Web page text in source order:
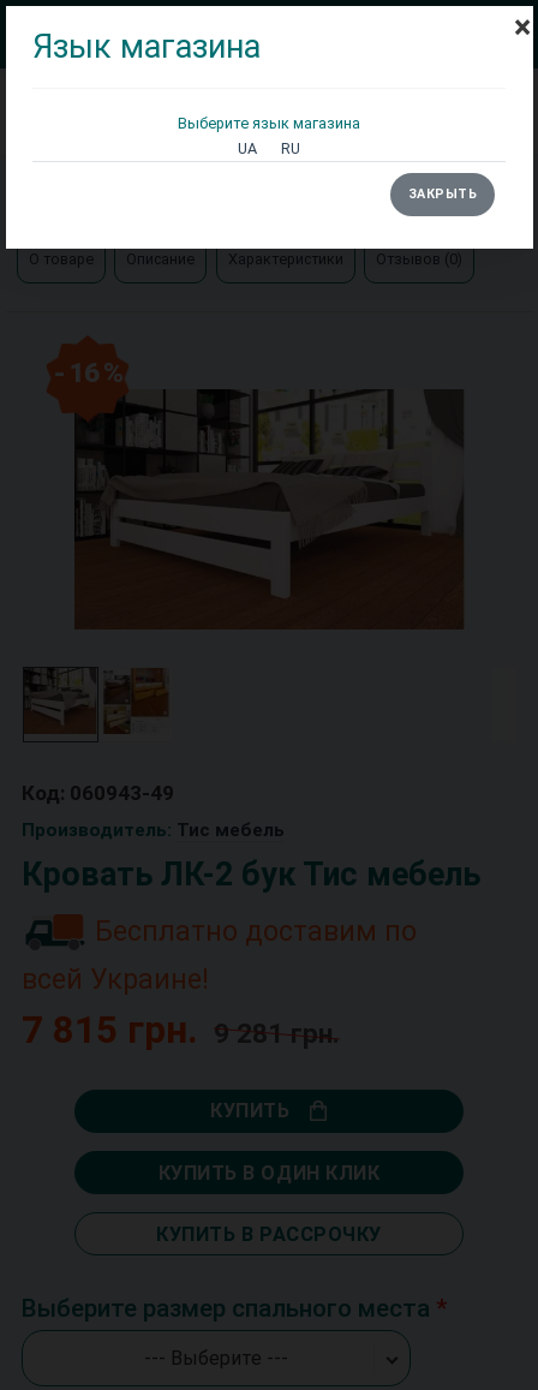
Матрасы
Кровать ЛК-2 бук Тис мебель
×
Язык магазина
Выберите язык магазина
UA
RU
ЗАКРЫТЬ
О товаре Описание Характеристики Отзывов (0)
- 16 %
Код: 060943-49
Производитель: Тис мебель
Кровать ЛК-2 бук Тис мебель
Бесплатно доставим по
всей Украине!
7 815 грн. 9 281 грн.
КУПИТЬ
КУПИТЬ В ОДИН КЛИК
КУПИТЬ В РАССРОЧКУ
Выберите размер спального места
--- Выберите ---